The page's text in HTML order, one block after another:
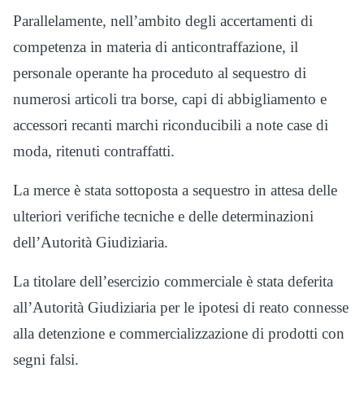
Parallelamente, nell’ambito degli accertamenti di
competenza in materia di anticontraffazione, il
personale operante ha proceduto al sequestro di
numerosi articoli tra borse, capi di abbigliamento e
accessori recanti marchi riconducibili a note case di
moda, ritenuti contraffatti.
La merce è stata sottoposta a sequestro in attesa delle
ulteriori verifiche tecniche e delle determinazioni
dell’Autorità Giudiziaria.
La titolare dell’esercizio commerciale è stata deferita
all’Autorità Giudiziaria per le ipotesi di reato connesse
alla detenzione e commercializzazione di prodotti con
segni falsi.